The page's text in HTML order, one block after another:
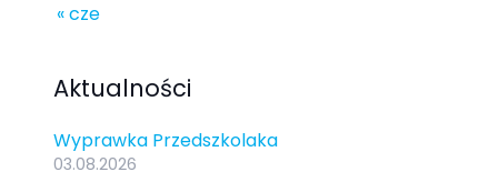
« cze
Aktualności
Wyprawka Przedszkolaka
03.08.2026